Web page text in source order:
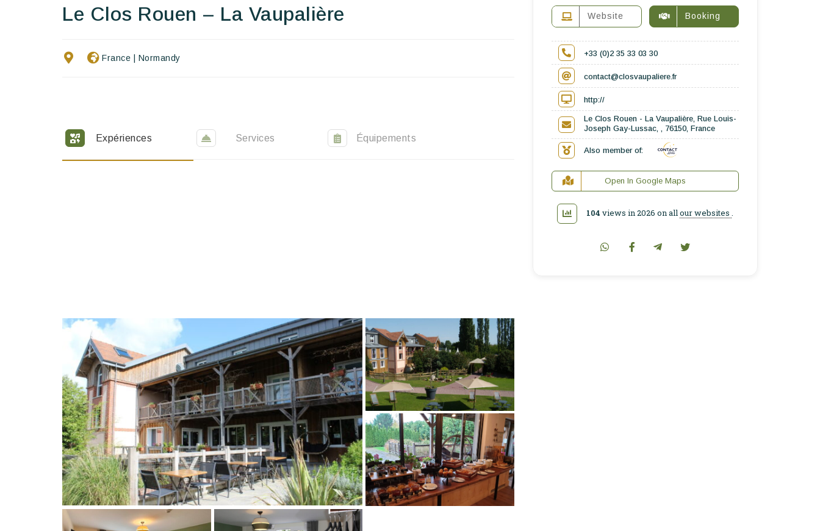
Book a stay
Thematic Stays
Le Clos Rouen – La Vaupalière
France Normandy
Expériences Services Équipements
Website Booking
+33 (0)2 35 33 03 30
contact@closvaupaliere.fr
http://
Le Clos Rouen - La Vaupalière, Rue Louis-
Joseph Gay-Lussac, , 76150, France
Also member of:
Open In Google Maps
104 views in 2026 on allour websites .